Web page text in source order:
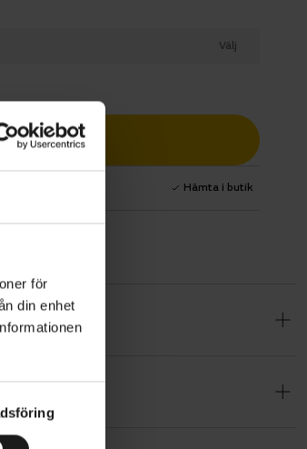
för
din enhet
Välj
varukorg
Hämta i butik